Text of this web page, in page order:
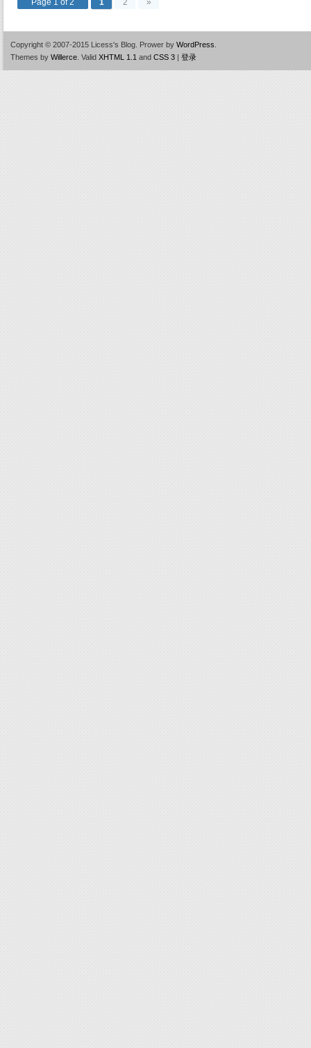
Page 1 of 2 1 2 »
Copyright © 2007-2015 Licess's Blog. Prower by WordPress
Themes by Willerce Valid XHTML 1.1 and CSS 3 | 登录